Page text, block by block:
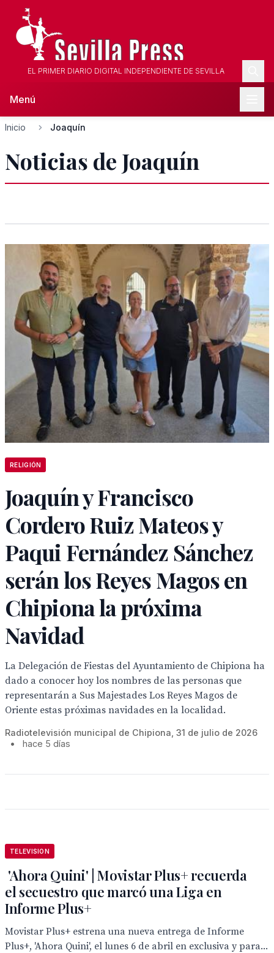
EL PRIMER DIARIO DIGITAL INDEPENDIENTE DE SEVILLA
Menú
Inicio Joaquín
Noticias de Joaquín
RELIGIÓN
Joaquín y Francisco
Cordero Ruiz Mateos y
Paqui Fernández Sánchez
serán los Reyes Magos en
Chipiona la próxima
Navidad
La Delegación de Fiestas del Ayuntamiento de Chipiona ha
dado a conocer hoy los nombres de las personas que
representarán a Sus Majestades Los Reyes Magos de
Oriente estas próximas navidades en la localidad.
Radiotelevisión municipal de Chipiona, 31 de julio de 2026
•
hace 5 días
TELEVISION
'Ahora Quini' | Movistar Plus+ recuerda
el secuestro que marcó una Liga en
Informe Plus+
Movistar Plus+ estrena una nueva entrega de Informe
Plus+, 'Ahora Quini', el lunes 6 de abril en exclusiva y para...